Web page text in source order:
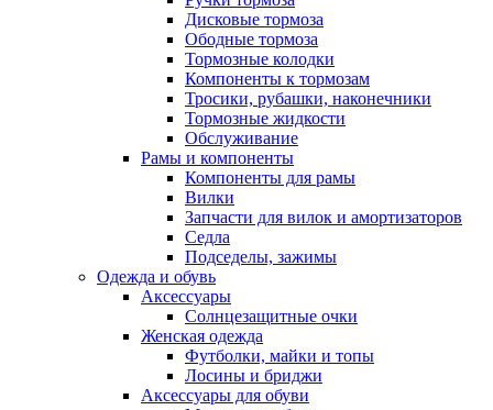
Дисковые тормоза
Ободные тормоза
Тормозные колодки
Компоненты к тормозам
Тросики, рубашки, наконечники
Тормозные жидкости
Обслуживание
Рамы и компоненты
Компоненты для рамы
Вилки
Запчасти для вилок и амортизаторов
Седла
Подседелы, зажимы
Одежда и обувь
Аксессуары
Солнцезащитные очки
Женская одежда
Футболки, майки и топы
Лосины и бриджи
Аксессуары для обуви